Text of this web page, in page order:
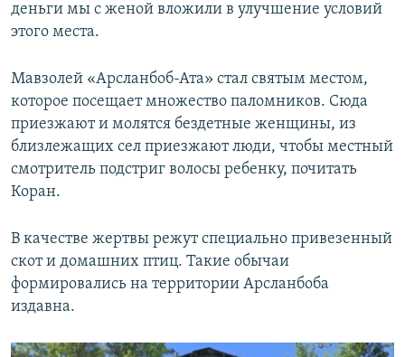
деньги мы с женой вложили в улучшение условий
этого места.
Мавзолей «Арсланбоб-Ата» стал святым местом,
которое посещает множество паломников. Сюда
приезжают и молятся бездетные женщины, из
близлежащих сел приезжают люди, чтобы местный
смотритель подстриг волосы ребенку, почитать
Коран.
В качестве жертвы режут специально привезенный
скот и домашних птиц. Такие обычаи
формировались на территории Арсланбоба
издавна.